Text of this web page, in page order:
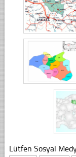
Lütfen Sosyal